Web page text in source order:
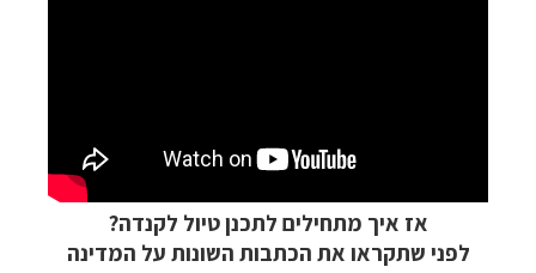
אז איך מתחילים לתכנן טיול לקנדה?
לפני שתקראו את הכתבות השונות על המדינה